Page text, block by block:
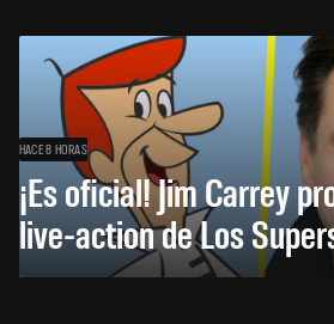
HACE 8 HORAS
¡Es oficial! Jim Carrey
live-action de Los